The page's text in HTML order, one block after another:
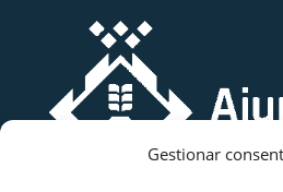
Gestionar